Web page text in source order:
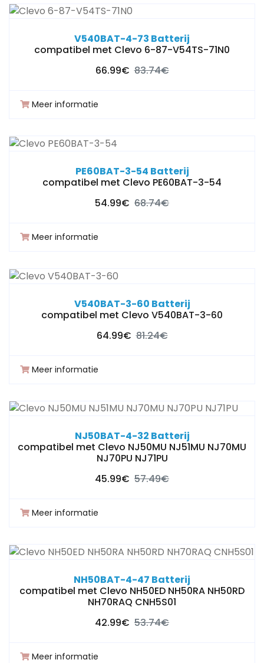
V540BAT-4-73 Batterij
compatibel met Clevo 6-87-V54TS-71N0
66.99€ 83.74€
Meer informatie
PE60BAT-3-54 Batterij
compatibel met Clevo PE60BAT-3-54
54.99€ 68.74€
Meer informatie
V540BAT-3-60 Batterij
compatibel met Clevo V540BAT-3-60
64.99€ 81.24€
Meer informatie
NJ50BAT-4-32 Batterij
compatibel met Clevo NJ50MU NJ51MU NJ70MU
NJ70PU NJ71PU
45.99€ 57.49€
Meer informatie
NH50BAT-4-47 Batterij
compatibel met Clevo NH50ED NH50RA NH50RD
NH70RAQ CNH5S01
42.99€ 53.74€
Meer informatie